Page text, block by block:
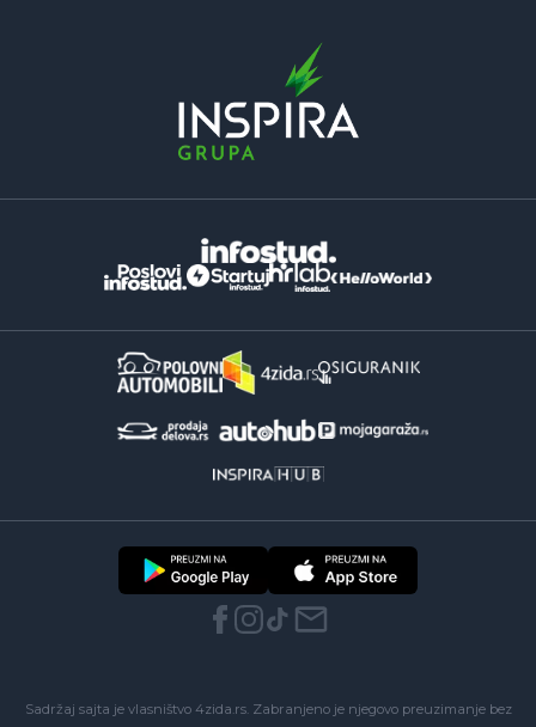
Sadržaj sajta je vlasništvo 4zida.rs. Zabranjeno je njegovo preuzimanje bez